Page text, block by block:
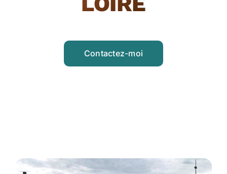
Contactez-moi